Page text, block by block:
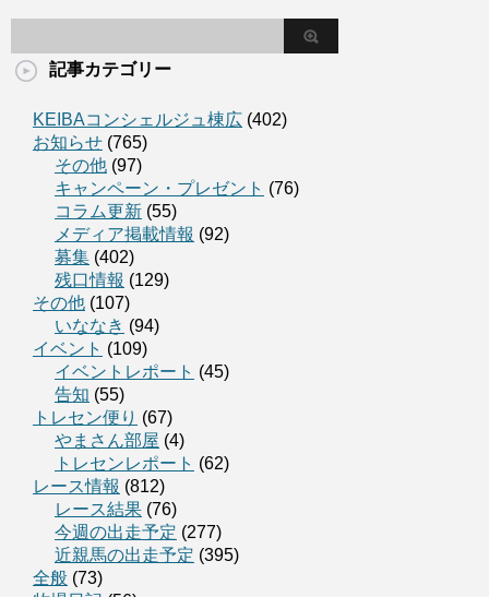
記事カテゴリー
KEIBAコンシェルジュ棟広 (402)
お知らせ (765)
その他 (97)
キャンペーン・プレゼント (76)
コラム更新 (55)
メディア掲載情報 (92)
募集 (402)
残口情報 (129)
その他 (107)
いななき (94)
イベント (109)
イベントレポート (45)
告知 (55)
トレセン便り (67)
やまさん部屋 (4)
トレセンレポート (62)
レース情報 (812)
レース結果 (76)
今週の出走予定 (277)
近親馬の出走予定 (395)
全般 (73)